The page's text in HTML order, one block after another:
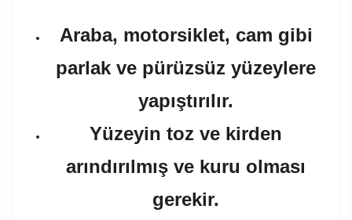
Araba, motorsiklet, cam gibi
parlak ve pürüzsüz yüzeylere
yapıştırılır.
Yüzeyin toz ve kirden
arındırılmış ve kuru olması
gerekir.